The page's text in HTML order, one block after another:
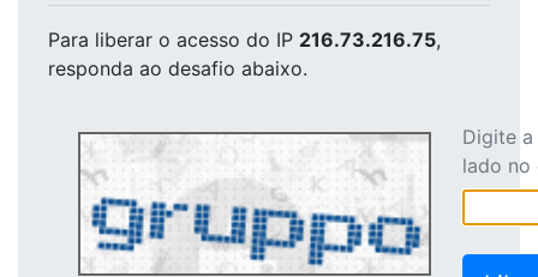
Para liberar o acesso do IP 216.73.216.75,
responda ao desafio abaixo.
Digite
lado no